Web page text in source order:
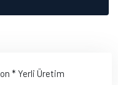
* Yerli Üretim